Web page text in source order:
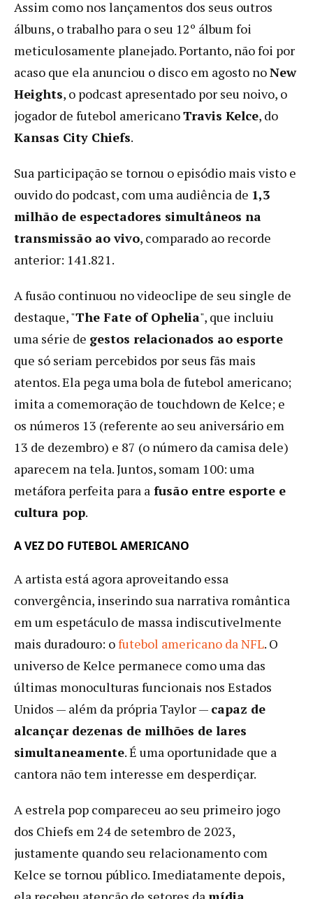
Assim como nos lançamentos dos seus outros
álbuns, o trabalho para o seu 12º álbum foi
meticulosamente planejado. Portanto, não foi por
acaso que ela anunciou o disco em agosto noNew
Heights, o podcast apresentado por seu noivo, o
jogador de futebol americanoTravis Kelce, do
Kansas City Chiefs.
Sua participação se tornou o episódio mais visto e
ouvido do podcast, com uma audiência de 1,3
milhão de espectadores simultâneos na
transmissão ao vivo, comparado ao recorde
anterior: 141.821.
A fusão continuou no videoclipe de seu single de
destaque, "The Fate of Ophelia", que incluiu
uma série de gestos relacionados ao esporte
que só seriam percebidos por seus fãs mais
atentos. Ela pega uma bola de futebol americano;
imita a comemoração de touchdown de Kelce; e
os números 13 (referente ao seu aniversário em
13 de dezembro) e 87 (o número da camisa dele)
aparecem na tela. Juntos, somam 100: uma
metáfora perfeita para a fusão entre esporte e
cultura pop.
A VEZ DO FUTEBOL AMERICANO
A artista está agora aproveitando essa
convergência, inserindo sua narrativa romântica
em um espetáculo de massa indiscutivelmente
mais duradouro: ofutebol americano da NFL. O
universo de Kelce permanece como uma das
últimas monoculturas funcionais nos Estados
Unidos — além da própria Taylor — capaz de
alcançar dezenas de milhões de lares
simultaneamente. É uma oportunidade que a
cantora não tem interesse em desperdiçar.
A estrela pop compareceu ao seu primeiro jogo
dos Chiefs em 24 de setembro de 2023,
justamente quando seu relacionamento com
Kelce se tornou público. Imediatamente depois,